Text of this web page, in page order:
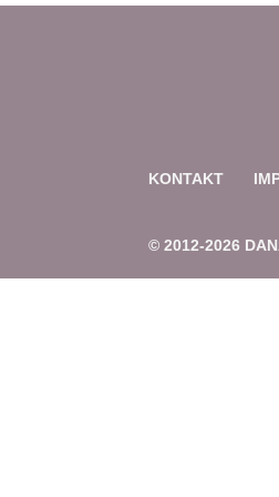
KONTAKT
© 2012-2026